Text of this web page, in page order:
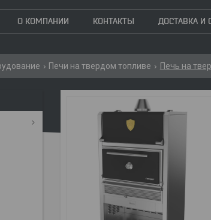
О КОМПАНИИ КОНТАКТЫ ДОСТАВКА И
Печи на твердом топливе Печь на